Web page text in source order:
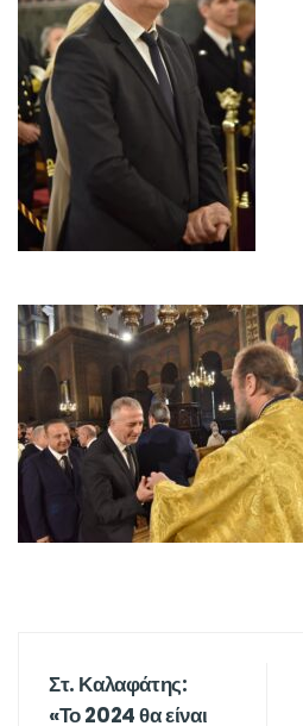
Στ. Καλαφάτης:
«Το 2024 θα είναι